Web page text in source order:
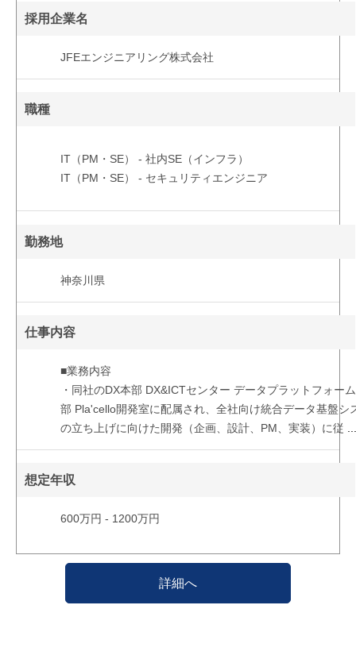
採用企業名
JFEエンジニアリング株式会社
職種
IT（PM・SE） - 社内SE（インフラ）
IT（PM・SE） - セキュリティエンジニア
勤務地
神奈川県
仕事内容
■業務内容
・同社のDX本部 DX&ICTセンター データプラットフォー
部 Pla'cello開発室に配属され、全社向け統合データ基盤シ
の立ち上げに向けた開発（企画、設計、PM、実装）に従
想定年収
600万円 - 1200万円
詳細へ